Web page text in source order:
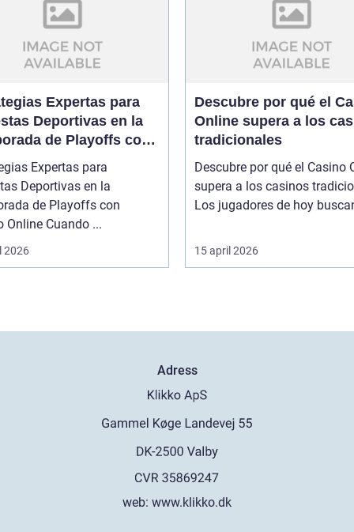
Expertas para
Deportivas en la
de Playoffs con
Online
Expertas para
Deportivas en la
de Playoffs con
Online Cuando ...
2026
Descubre por qué el
Online supera a los
tradicionales
Descubre por qué el Casino
supera a los casinos
Los jugadores de hoy
15 april 2026
Adress
web: www.klikko.dk